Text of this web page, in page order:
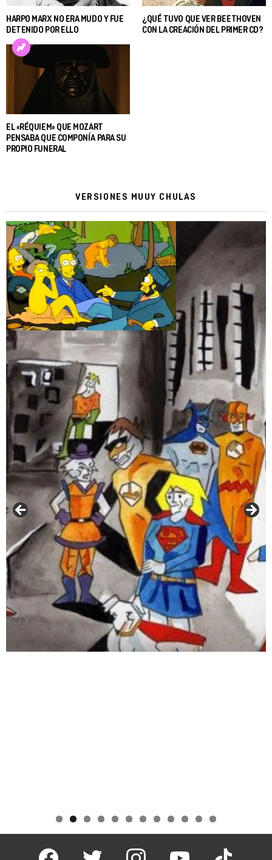
HARPO MARX NO ERA MUDO Y FUE
DETENIDO POR ELLO
¿QUÉ TUVO QUE VER BEETHOVEN
CON LA CREACIÓN DEL PRIMER CD?
EL «RÉQUIEM» QUE MOZART
PENSABA QUE COMPONÍA PARA SU
PROPIO FUNERAL
VERSIONES MUUY CHULAS
facebook twitter instagram youtube tiktok